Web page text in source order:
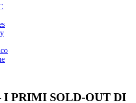
I PRIMI SOLD-OUT DI